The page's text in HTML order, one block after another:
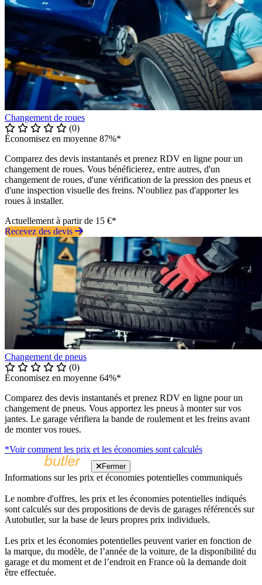
Changement de roues
(0)
Économisez en moyenne 87%*
Comparez des devis instantanés et prenez RDV en ligne pour un
changement de roues. Vous bénéficierez, entre autres, d'un
changement de roues, d'une vérification de la pression des pneus et
d'une inspection visuelle des freins. N'oubliez pas d'apporter les
roues à installer.
Actuellement à partir de 15 €*
Recevez des devis
Changement de pneus
(0)
Économisez en moyenne 64%*
Comparez des devis instantanés et prenez RDV en ligne pour un
changement de pneus. Vous apportez les pneus à monter sur vos
jantes. Le garage vérifiera la bande de roulement et les freins avant
de monter vos roues.
*Voir comment les prix et les économies sont calculés
Fermer
Informations sur les prix et économies potentielles communiqués
Le nombre d'offres, les prix et les économies potentielles indiqués
sont calculés sur des propositions de devis de garages référencés sur
Autobutler, sur la base de leurs propres prix individuels.
Les prix et les économies potentielles peuvent varier en fonction de
la marque, du modèle, de l’année de la voiture, de la disponibilité du
garage et du moment et de l’endroit en France où la demande doit
être effectuée.